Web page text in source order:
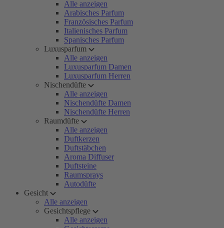
Alle anzeigen
Arabisches Parfum
Französisches Parfum
Italienisches Parfum
Spanisches Parfum
Luxusparfum
Alle anzeigen
Luxusparfum Damen
Luxusparfum Herren
Nischendüfte
Alle anzeigen
Nischendüfte Damen
Nischendüfte Herren
Raumdüfte
Alle anzeigen
Duftkerzen
Duftstäbchen
Aroma Diffuser
Duftsteine
Raumsprays
Autodüfte
Gesicht
Alle anzeigen
Gesichtspflege
Alle anzeigen